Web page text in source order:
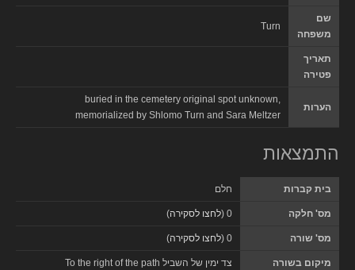
שם
משפחה
Turn
תאריך
פטירה
הערות
buried in the cemetery original spot unknown,
memorialized by Shlomo Turn and Sara Meltzer
התמצאות
בית קברות חלם
מס' חלקה 0 ( לחצו לסקירה)
מס' שורה 0 ( לחצו לסקירה)
מיקום בשורה צד ימין של השביל To the right of the path